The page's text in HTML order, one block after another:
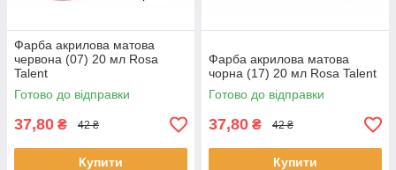
Фарба акрилова матова
червона (07) 20 мл Rosa
Talent
Готово до відправки
37,80 ₴ 42 ₴
Купити
Фарба акрилова матова
чорна (17) 20 мл Rosa Talent
Готово до відправки
37,80 ₴ 42 ₴
Купити